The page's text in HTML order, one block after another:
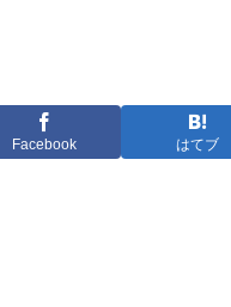
Facebook はてブ